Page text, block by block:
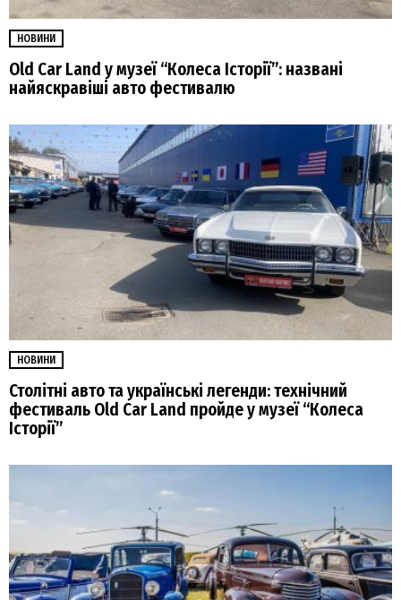
НОВИНИ
Old Car Land у музеї “Колеса Історії”: названі
найяскравіші авто фестивалю
НОВИНИ
Столітні авто та українські легенди: технічний
фестиваль Old Car Land пройде у музеї “Колеса
Історії”